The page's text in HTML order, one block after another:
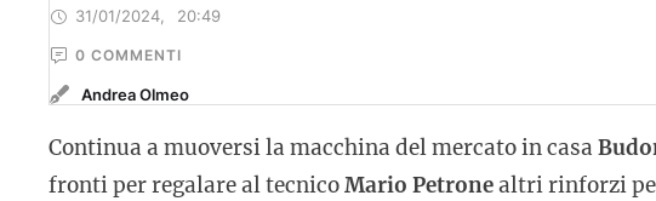
31/01/2024, 20:49
0 COMMENTI
Andrea Olmeo
Continua a muoversi la macchina del mercato in casa
fronti per regalare al tecnicoMario Petronealtri rinforzi